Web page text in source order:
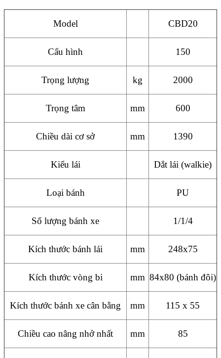
Model CBD20
Cấu hình 150
Trọng lượng kg 2000
Trọng tâm mm 600
Chiều dài cơ sở mm 1390
Kiểu lái Dắt lái (walkie)
Loại bánh PU
Số lượng bánh xe 1/1/4
Kích thước bánh lái mm 248x75
Kích thước vòng bi mm 84x80 (bánh đôi)
Kích thước bánh xe cân bằng mm 115 x 55
Chiều cao nâng nhở nhất mm 85